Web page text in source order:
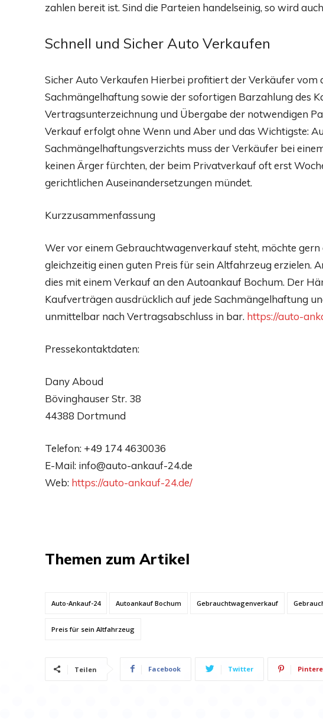
zahlen bereit ist. Sind die Parteien handelseinig, so wird
Schnell und Sicher Auto Verkaufen
Sicher Auto Verkaufen Hierbei profitiert der Verkäufer vom
Sachmängelhaftung sowie der sofortigen Barzahlung des
Vertragsunterzeichnung und Übergabe der notwendigen
Verkauf erfolgt ohne Wenn und Aber und das Wichtigste:
Sachmängelhaftungsverzichts muss der Verkäufer bei
keinen Ärger fürchten, der beim Privatverkauf oft erst
gerichtlichen Auseinandersetzungen mündet.
Kurzzusammenfassung
Wer vor einem Gebrauchtwagenverkauf steht, möchte
gleichzeitig einen guten Preis für sein Altfahrzeug erzielen.
dies mit einem Verkauf an den Autoankauf Bochum. Der
Kaufverträgen ausdrücklich auf jede Sachmängelhaftung
unmittelbar nach Vertragsabschluss in bar. https://auto-
Pressekontaktdaten:
Dany Aboud
Bövinghauser Str. 38
44388 Dortmund
Telefon: +49 174 4630036
E-Mail: info@auto-ankauf-24.de
Web: https://auto-ankauf-24.de/
Themen zum Artikel
Auto-Ankauf-24 Autoankauf Bochum Gebrauchtwagenverkauf
Preis für sein Altfahrzeug
Teilen Facebook Twitter